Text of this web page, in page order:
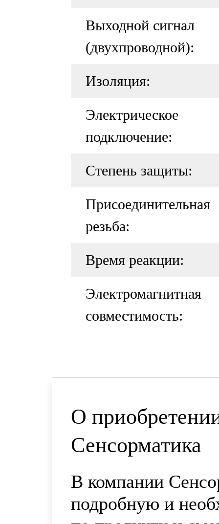
Выходной сигнал
(двухпроводной):
Изоляция:
Электрическое
подключение:
Степень защиты:
Присоединительная
резьба:
Время реакции:
Электромагнитная
совместимость:
О
Сенсорматика
В компании
подробную и